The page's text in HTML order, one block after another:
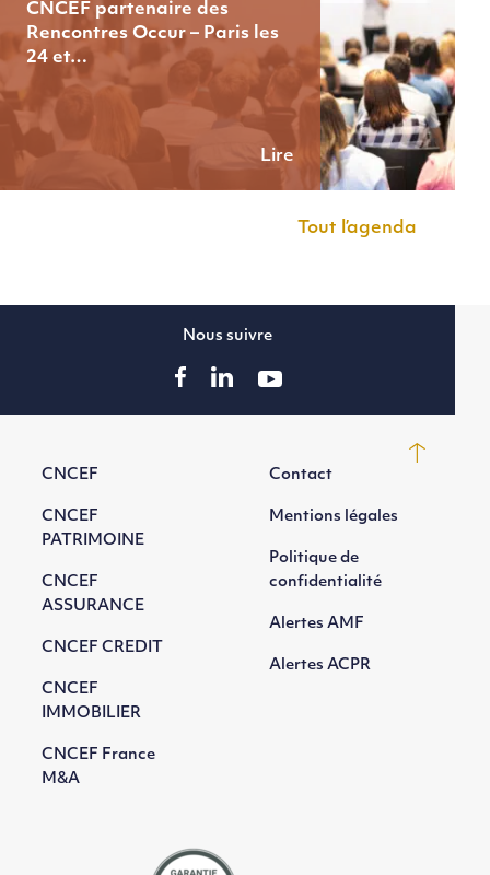
CNCEF partenaire des
Rencontres Occur – Paris les
24 et…
Lire
Tout l’agenda
CNCEF
CNCEF
PATRIMOINE
CNCEF
ASSURANCE
CNCEF CREDIT
CNCEF
IMMOBILIER
CNCEF France
M&A
Contact
Mentions légales
Politique de
confidentialité
Alertes AMF
Alertes ACPR
Nous suivre